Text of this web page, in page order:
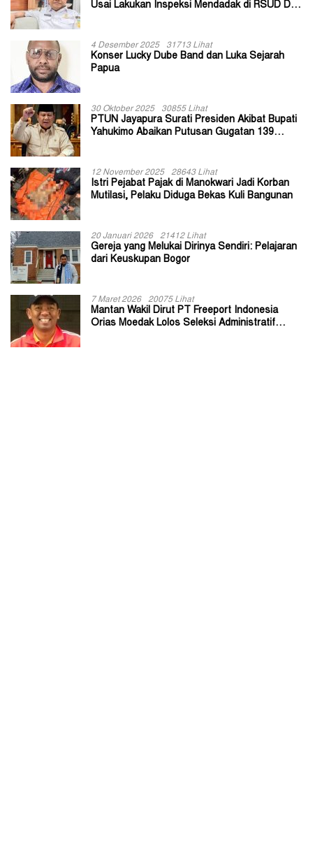
Usai Lakukan Inspeksi Mendadak di RSUD Dok
4 Desember 2025 31713 Lihat
Konser Lucky Dube Band dan Luka Sejarah
Papua
30 Oktober 2025 30855 Lihat
PTUN Jayapura Surati Presiden Akibat Bupati
Yahukimo Abaikan Putusan Gugatan 139
12 November 2025 28643 Lihat
Istri Pejabat Pajak di Manokwari Jadi Korban
Mutilasi, Pelaku Diduga Bekas Kuli Bangunan
20 Januari 2026 21412 Lihat
Gereja yang Melukai Dirinya Sendiri: Pelajaran
dari Keuskupan Bogor
7 Maret 2026 20075 Lihat
Mantan Wakil Dirut PT Freeport Indonesia
Orias Moedak Lolos Seleksi Administratif